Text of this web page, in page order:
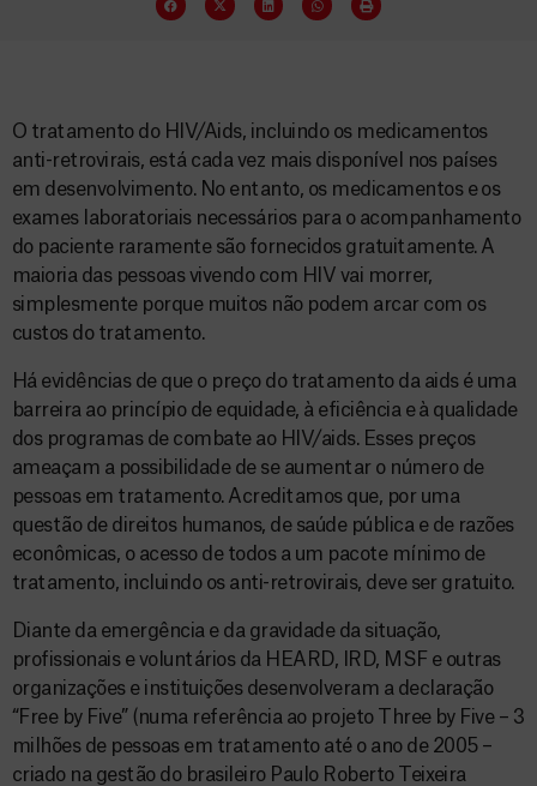
O tratamento do HIV/Aids, incluindo os medicamentos
anti-retrovirais, está cada vez mais disponível nos países
em desenvolvimento. No entanto, os medicamentos e os
exames laboratoriais necessários para o acompanhamento
do paciente raramente são fornecidos gratuitamente. A
maioria das pessoas vivendo com HIV vai morrer,
simplesmente porque muitos não podem arcar com os
custos do tratamento.
Há evidências de que o preço do tratamento da aids é uma
barreira ao princípio de equidade, à eficiência e à qualidade
dos programas de combate ao HIV/aids. Esses preços
ameaçam a possibilidade de se aumentar o número de
pessoas em tratamento. Acreditamos que, por uma
questão de direitos humanos, de saúde pública e de razões
econômicas, o acesso de todos a um pacote mínimo de
tratamento, incluindo os anti-retrovirais, deve ser gratuito.
Diante da emergência e da gravidade da situação,
profissionais e voluntários da HEARD, IRD, MSF e outras
organizações e instituições desenvolveram a declaração
“Free by Five” (numa referência ao projeto Three by Five – 3
milhões de pessoas em tratamento até o ano de 2005 –
criado na gestão do brasileiro Paulo Roberto Teixeira